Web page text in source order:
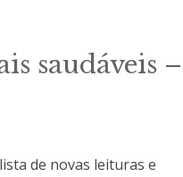
saudáveis –
de novas leituras e